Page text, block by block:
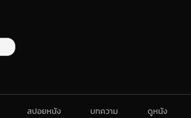
สปอยหนัง บทความ ดูหนัง